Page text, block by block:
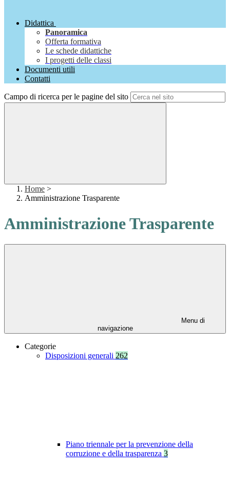
Didattica
Panoramica
Offerta formativa
Le schede didattiche
I progetti delle classi
Documenti utili
Contatti
Campo di ricerca per le pagine del sito
Home >
Amministrazione Trasparente
Amministrazione Trasparente
Menu di
navigazione
Categorie
Disposizioni generali 262
Piano triennale per la prevenzione della
corruzione e della trasparenza 3